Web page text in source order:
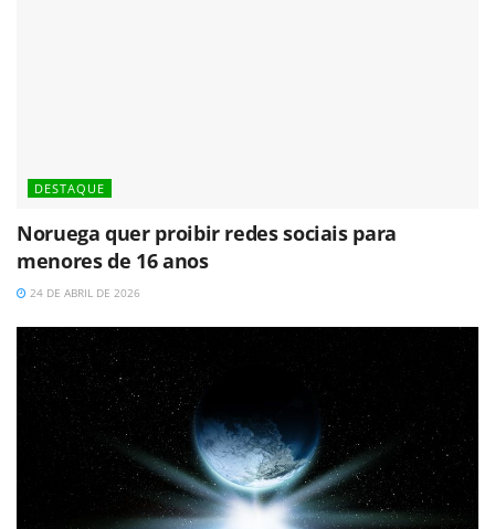
DESTAQUE
Noruega quer proibir redes sociais para
menores de 16 anos
24 DE ABRIL DE 2026